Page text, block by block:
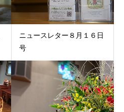
ニュースレター８月１６日
号